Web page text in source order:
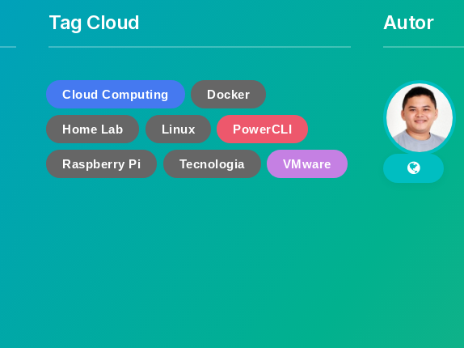
Tag Cloud
Cloud Computing Docker
Home Lab Linux PowerCLI
Raspberry Pi Tecnologia VMware
Autor